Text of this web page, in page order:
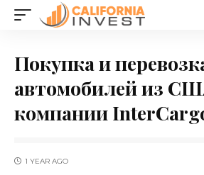
Покупка и
автомобилей из
компании
1 YEAR AGO